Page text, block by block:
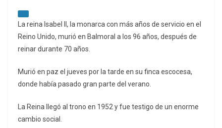
La reina Isabel II, la monarca con más años de servicio en el
Reino Unido, murió en Balmoral a los 96 años, después de
reinar durante 70 años.
Murió en paz el jueves por la tarde en su finca escocesa,
donde había pasado gran parte del verano.
La Reina llegó al trono en 1952 y fue testigo de un enorme
cambio social.